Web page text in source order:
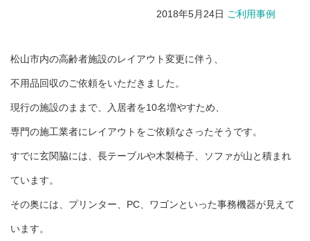
2018年5月24日 ご利用事例
松山市内の高齢者施設のレイアウト変更に伴う、
不用品回収のご依頼をいただきました。
現行の施設のままで、入居者を10名増やすため、
専門の施工業者にレイアウトをご依頼なさったそうです。
すでに玄関脇には、長テーブルや木製椅子、ソファが山と積まれ
ています。
その奥には、プリンター、PC、ワゴンといった事務機器が見えて
います。